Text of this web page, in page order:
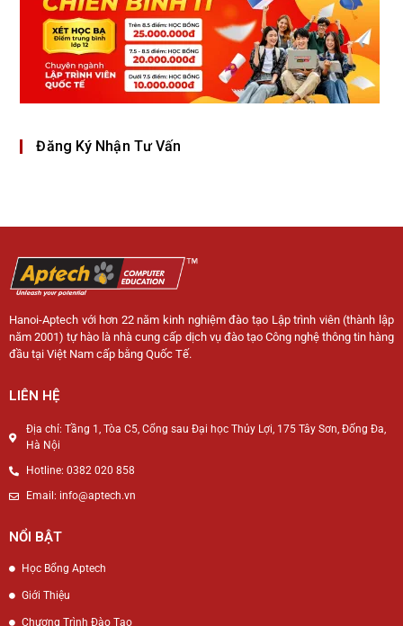
Đăng Ký Nhận Tư Vấn
Hanoi-Aptech với hơn 22 năm kinh nghiệm đào tạo Lập trình viên (thành lập
năm 2001) tự hào là nhà cung cấp dịch vụ đào tạo Công nghệ thông tin hàng
đầu tại Việt Nam cấp bằng Quốc Tế.
LIÊN HỆ
Địa chỉ: Tầng 1, Tòa C5, Cổng sau Đại học Thủy Lợi, 175 Tây Sơn, Đống Đa,
Hà Nội
Hotline: 0382 020 858
Email: info@aptech.vn
NỔI BẬT
Học Bổng Aptech
Giới Thiệu
Chương Trình Đào Tạo